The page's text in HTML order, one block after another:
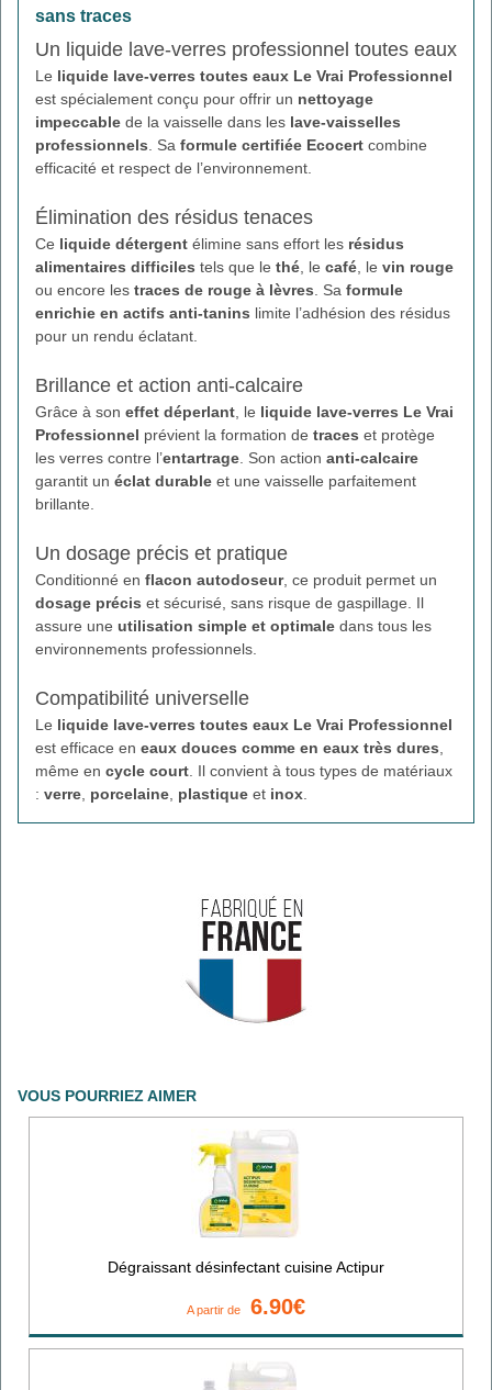
sans traces
Un liquide lave-verres professionnel toutes eaux
Le liquide lave-verres toutes eaux Le Vrai Professionnel
est spécialement conçu pour offrir un nettoyage
impeccable de la vaisselle dans les lave-vaisselles
professionnels . Sa formule certifiée Ecocert combine
efficacité et respect de l’environnement.
Élimination des résidus tenaces
Ce liquide détergent élimine sans effort les résidus
alimentaires difficiles tels que le thé , le café , le vin rouge
ou encore les traces de rouge à lèvres . Sa formule
enrichie en actifs anti-tanins limite l’adhésion des résidus
pour un rendu éclatant.
Brillance et action anti-calcaire
Grâce à son effet déperlant , le liquide lave-verres Le Vrai
Professionnel prévient la formation de traces et protège
les verres contre l’entartrage . Son action anti-calcaire
garantit un éclat durable et une vaisselle parfaitement
brillante.
Un dosage précis et pratique
Conditionné en flacon autodoseur, ce produit permet un
dosage précis et sécurisé, sans risque de gaspillage. Il
assure une utilisation simple et optimale dans tous les
environnements professionnels.
Compatibilité universelle
Le liquide lave-verres toutes eaux Le Vrai Professionnel
est efficace en eaux douces comme en eaux très dures
même en cycle court . Il convient à tous types de matériaux
: verre porcelaine plastique et inox
VOUS POURRIEZ AIMER
Dégraissant désinfectant cuisine Actipur
A partir de 6.90€